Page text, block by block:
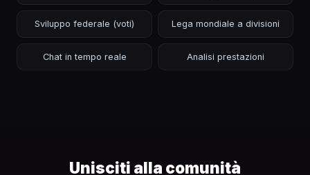
Sviluppo federale (voti) Lega mondiale a divisioni
Chat in tempo reale Analisi prestazioni
Unisciti alla comunità